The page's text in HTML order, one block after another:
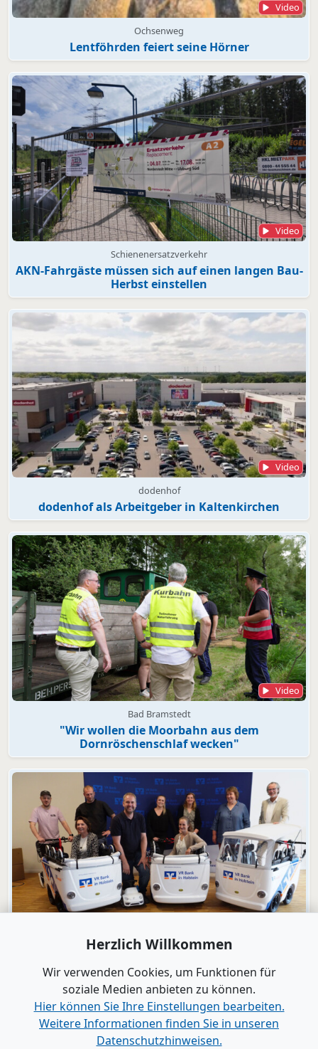
Video
Ochsenweg
Lentföhrden feiert seine Hörner
Video
Schienenersatzverkehr
AKN-Fahrgäste müssen sich auf einen langen Bau-
Herbst einstellen
Video
dodenhof
dodenhof als Arbeitgeber in Kaltenkirchen
Video
Bad Bramstedt
"Wir wollen die Moorbahn aus dem
Dornröschenschlaf wecken"
Engagement
VR Bank in Holstein macht KiTas mobil!
Alle Videos anzeigen
Herzlich Willkommen
Wir verwenden Cookies, um Funktionen für
soziale Medien anbieten zu können.
Hier können Sie Ihre Einstellungen bearbeiten.
Weitere Informationen finden Sie in unseren
Datenschutzhinweisen.